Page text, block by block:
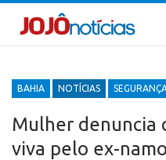
BAHIA NOTÍCIAS
Mulher denuncia
viva pelo ex-